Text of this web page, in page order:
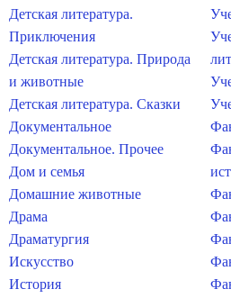
Детская литература.
Приключения
Детская литература. Природа
и животные
Детская литература. Сказки
Документальное
Документальное. Прочее
Дом и семья
Домашние животные
Драма
Драматургия
Искусство
История